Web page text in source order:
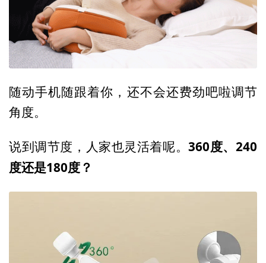
随动手机随跟着你，还不会还费劲吧啦调节
角度。
说到调节度，人家也灵活着呢。360度、240
度还是180度？